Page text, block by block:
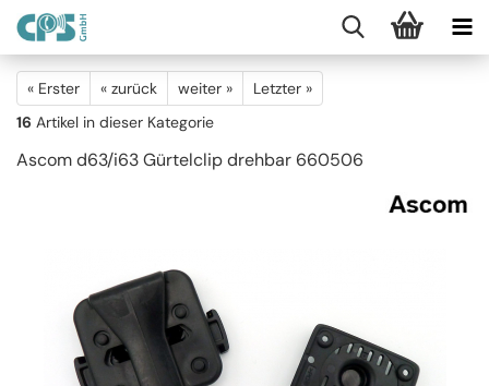
« Erster « zurück weiter »
Letzter »
16 Artikel in dieser Kategorie
Ascom d63/i63 Gürtelclip drehbar 660506